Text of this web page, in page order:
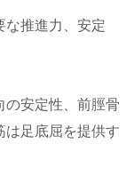
な推進力、安定
の安定性、前脛骨
は足底屈を提供す